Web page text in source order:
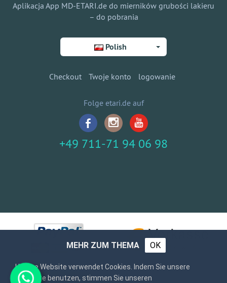
Aplikacja App MD-ETARI.de do mierników grubości lakieru
– do pobrania
Polish
Checkout Twoje konto logowanie
Folge etari.de auf
+49 711-71 94 06 98
MEHR ZUM THEMA OK
Unsere Website verwendet Cookies. Indem Sie unsere
Webseite benutzen, stimmen Sie unseren